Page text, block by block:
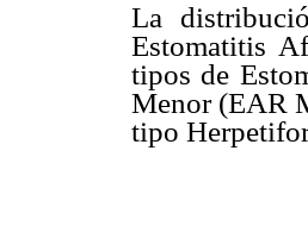
La
Estomatitis
tipos de
Menor (EAR
tipo